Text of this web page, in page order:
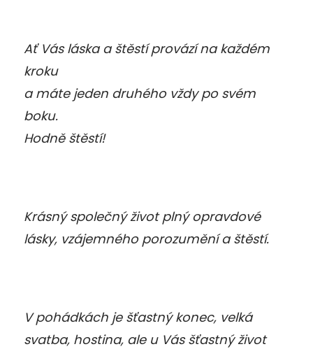
Ať Vás láska a štěstí provází na každém
kroku
a máte jeden druhého vždy po svém
boku.
Hodně štěstí!
Krásný společný život plný opravdové
lásky, vzájemného porozumění a štěstí.
V pohádkách je šťastný konec, velká
svatba, hostina, ale u Vás šťastný život